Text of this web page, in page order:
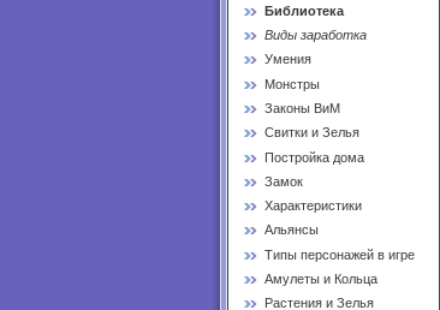
Библиотека
Виды заработка
Умения
Монстры
Законы ВиМ
Свитки и Зелья
Постройка дома
Замок
Характеристики
Альянсы
Типы персонажей в игре
Амулеты и Кольца
Растения и Зелья